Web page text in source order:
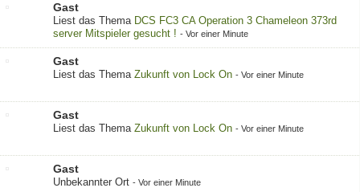
Gast
Liest das Thema DCS FC3 CA Operation 3 Chameleon 373rd
server Mitspieler gesucht ! - Vor einer Minute
Gast
Liest das Thema Zukunft von Lock On - Vor einer Minute
Gast
Liest das Thema Zukunft von Lock On - Vor einer Minute
Gast
Unbekannter Ort - Vor einer Minute